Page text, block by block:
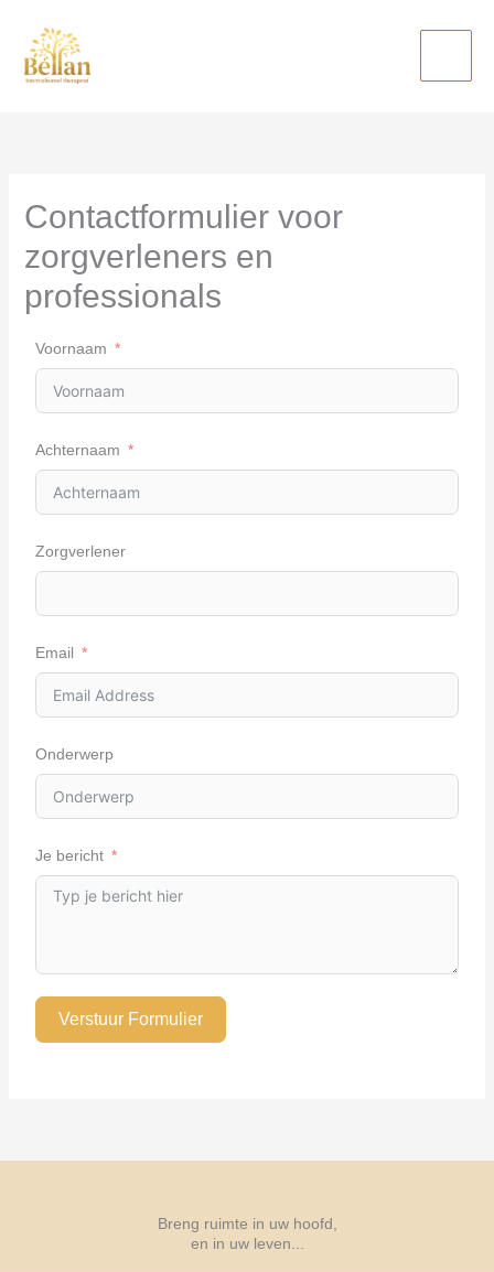
Contactformulier voor
zorgverleners en
professionals
Voornaam
Achternaam
Zorgverlener
Email
Onderwerp
Je bericht
Verstuur Formulier
Breng ruimte in uw hoofd,
en in uw leven...